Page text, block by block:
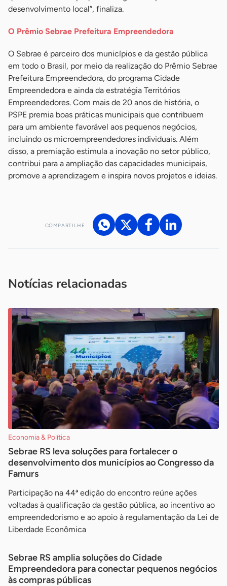
desenvolvimento local”, finaliza.
O Prêmio Sebrae Prefeitura Empreendedora
O Sebrae é parceiro dos municípios e da gestão pública
em todo o Brasil, por meio da realização do Prêmio Sebrae
Prefeitura Empreendedora, do programa Cidade
Empreendedora e ainda da estratégia Territórios
Empreendedores. Com mais de 20 anos de história, o
PSPE premia boas práticas municipais que contribuem
para um ambiente favorável aos pequenos negócios,
incluindo os microempreendedores individuais. Além
disso, a premiação estimula a inovação no setor público,
contribui para a ampliação das capacidades municipais,
promove a aprendizagem e inspira novos projetos e ideias.
COMPARTILHE
Notícias relacionadas
Economia & Política
Sebrae RS leva soluções para fortalecer o
desenvolvimento dos municípios ao Congresso da
Famurs
Participação na 44ª edição do encontro reúne ações
voltadas à qualificação da gestão pública, ao incentivo ao
empreendedorismo e ao apoio à regulamentação da Lei de
Liberdade Econômica
Sebrae RS amplia soluções do Cidade
Empreendedora para conectar pequenos negócios
às compras públicas